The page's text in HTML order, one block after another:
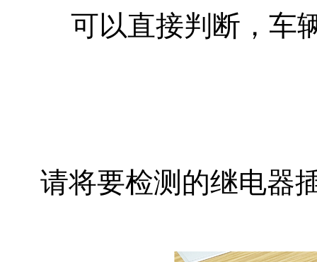
可以直接判断，车
请将要检测的继电器